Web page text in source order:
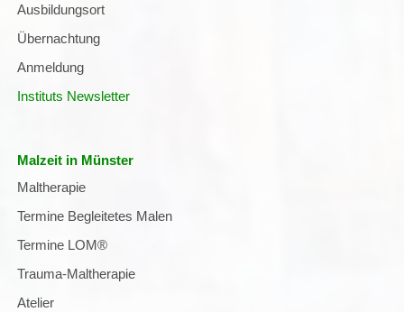
Ausbildungsort
Übernachtung
Anmeldung
Instituts Newsletter
Malzeit in Münster
Navigation
überspringen
Maltherapie
Termine Begleitetes Malen
Termine LOM®
Trauma-Maltherapie
Atelier